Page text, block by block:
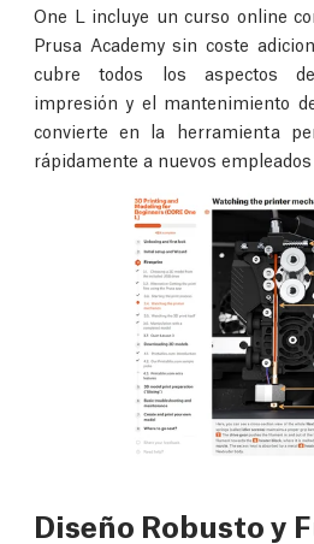
One L incluye un curso online
Prusa Academy sin coste
cubre todos los aspectos
impresión y el mantenimiento
convierte en la herramienta
rápidamente a nuevos
Diseño Robusto y